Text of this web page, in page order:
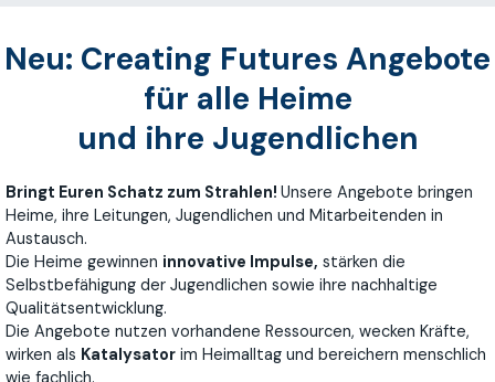
Neu: Creating Futures Angebote
für alle Heime
und ihre Jugendlichen
Bringt Euren Schatz zum Strahlen! Unsere Angebote bringen
Heime, ihre Leitungen, Jugendlichen und Mitarbeitenden in
Austausch.
Die Heime gewinnen innovative Impulse, stärken die
Selbstbefähigung der Jugendlichen sowie ihre nachhaltige
Qualitätsentwicklung.
Die Angebote nutzen vorhandene Ressourcen, wecken Kräfte,
wirken als Katalysator im Heimalltag und bereichern menschlich